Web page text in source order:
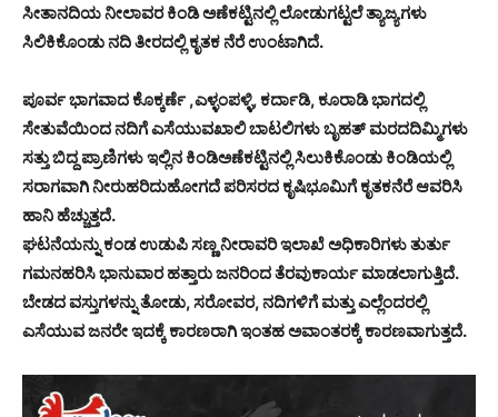
ಸೀತಾನದಿಯ ನೀಲಾವರ ಕಿಂಡಿ ಅಣೆಕಟ್ಟಿನಲ್ಲಿ ಲೋಡುಗಟ್ಟಲೆ ತ್ಯಾಜ್ಯಗಳು
ಸಿಲಿಕಿಕೊಂಡು ನದಿ ತೀರದಲ್ಲಿ ಕೃತಕ ನೆರೆ ಉಂಟಾಗಿದೆ.
ಪೂರ್ವ ಭಾಗವಾದ ಕೊಕ್ಕರ್ಣೆ ,ಎಳ್ಳಂಪಳ್ಳಿ, ಕರ್ದಾಡಿ, ಕೂರಾಡಿ ಭಾಗದಲ್ಲಿ
ಸೇತುವೆಯಿಂದ ನದಿಗೆ ಎಸೆಯುವಖಾಲಿ ಬಾಟಲಿಗಳು ಬೃಹತ್ ಮರದದಿಮ್ಮಿಗಳು
ಸತ್ತು ಬಿದ್ದ ಪ್ರಾಣಿಗಳು ಇಲ್ಲಿನ ಕಿಂಡಿಅಣೆಕಟ್ಟಿನಲ್ಲಿ ಸಿಲುಕಿಕೊಂಡು ಕಿಂಡಿಯಲ್ಲಿ
ಸರಾಗವಾಗಿ ನೀರುಹರಿದುಹೋಗದೆ ಪರಿಸರದ ಕೃಷಿಭೂಮಿಗೆ ಕೃತಕನೆರೆ ಆವರಿಸಿ
ಹಾನಿ ಹೆಚ್ಚುತ್ತದೆ.
ಘಟನೆಯನ್ನು ಕಂಡ ಉಡುಪಿ ಸಣ್ಣ ನೀರಾವರಿ ಇಲಾಖೆ ಅಧಿಕಾರಿಗಳು ತುರ್ತು
ಗಮನಹರಿಸಿ ಭಾನುವಾರ ಹತ್ತಾರು ಜನರಿಂದ ತೆರವುಕಾರ್ಯ ಮಾಡಲಾಗುತ್ತಿದೆ.
ಬೇಡದ ವಸ್ತುಗಳನ್ನು ತೋಡು, ಸರೋವರ, ನದಿಗಳಿಗೆ ಮತ್ತು ಎಲ್ಲೆಂದರಲ್ಲಿ
ಎಸೆಯುವ ಜನರೇ ಇದಕ್ಕೆ ಕಾರಣರಾಗಿ ಇಂತಹ ಅವಾಂತರಕ್ಕೆ ಕಾರಣವಾಗುತ್ತದೆ.